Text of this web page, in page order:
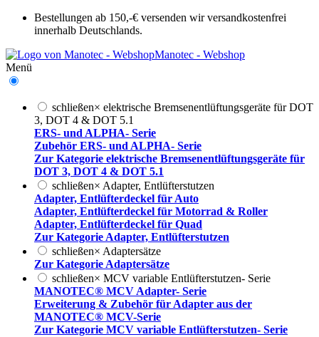
Bestellungen ab 150,-€ versenden wir versandkostenfrei
innerhalb Deutschlands.
Manotec - Webshop
Menü
schließen× elektrische Bremsenentlüftungsgeräte für DOT
3, DOT 4 & DOT 5.1
ERS- und ALPHA- Serie
Zubehör ERS- und ALPHA- Serie
Zur Kategorie elektrische Bremsenentlüftungsgeräte für
DOT 3, DOT 4 & DOT 5.1
schließen× Adapter, Entlüfterstutzen
Adapter, Entlüfterdeckel für Auto
Adapter, Entlüfterdeckel für Motorrad & Roller
Adapter, Entlüfterdeckel für Quad
Zur Kategorie Adapter, Entlüfterstutzen
schließen× Adaptersätze
Zur Kategorie Adaptersätze
schließen× MCV variable Entlüfterstutzen- Serie
MANOTEC® MCV Adapter- Serie
Erweiterung & Zubehör für Adapter aus der
MANOTEC® MCV-Serie
Zur Kategorie MCV variable Entlüfterstutzen- Serie